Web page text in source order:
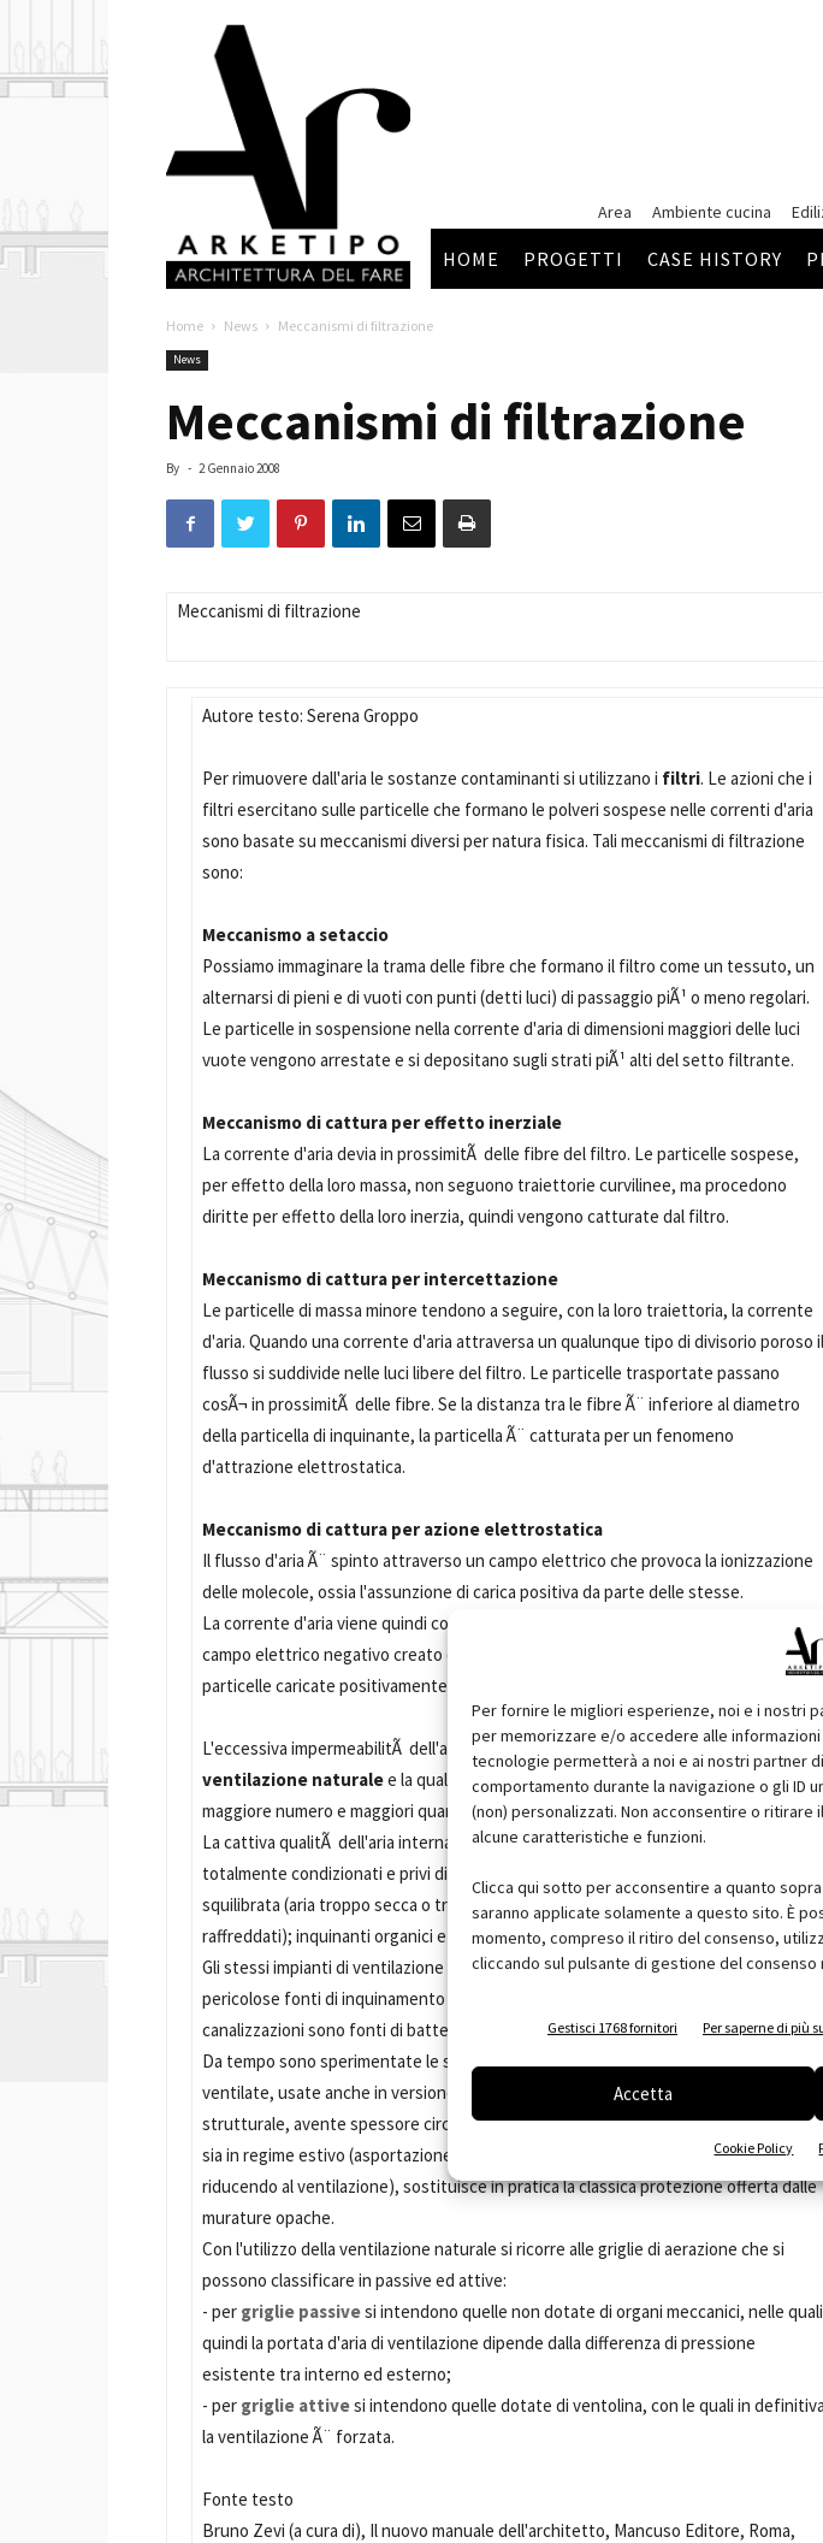
Per fornire le migliori esperienze, noi e i nostri
per memorizzare e/o accedere alle
tecnologie permetterà a noi e ai nostri partner
comportamento durante la navigazione o gli ID
(non) personalizzati. Non acconsentire o
alcune caratteristiche e funzioni.
Clicca qui sotto per acconsentire a quanto
saranno applicate solamente a questo sito. È
momento, compreso il ritiro del consenso,
cliccando sul pulsante di gestione del
Gestisci 1768 fornitori Per saperne di più
Accetta
Cookie Policy
Arketipo
Area
Ambiente cucina
HOME PROGETTI CASE HISTORY
Home News Meccanismi di filtrazione
News
Meccanismi di filtrazione
By - 2 Gennaio 2008
Meccanismi di filtrazione
Autore testo: Serena Groppo
Per rimuovere dall'aria le sostanze contaminanti si utilizzano i filtri. Le azioni che i
filtri esercitano sulle particelle che formano le polveri sospese nelle correnti d'aria
sono basate su meccanismi diversi per natura fisica. Tali meccanismi di filtrazione
sono:
Meccanismo a setaccio
Possiamo immaginare la trama delle fibre che formano il filtro come un tessuto, un
alternarsi di pieni e di vuoti con punti (detti luci) di passaggio piÃ¹ o meno regolari.
Le particelle in sospensione nella corrente d'aria di dimensioni maggiori delle luci
vuote vengono arrestate e si depositano sugli strati piÃ¹ alti del setto filtrante.
Meccanismo di cattura per effetto inerziale
La corrente d'aria devia in prossimitÃ delle fibre del filtro. Le particelle sospese,
per effetto della loro massa, non seguono traiettorie curvilinee, ma procedono
diritte per effetto della loro inerzia, quindi vengono catturate dal filtro.
Meccanismo di cattura per intercettazione
Le particelle di massa minore tendono a seguire, con la loro traiettoria, la corrente
d'aria. Quando una corrente d'aria attraversa un qualunque tipo di divisorio poroso il
flusso si suddivide nelle luci libere del filtro. Le particelle trasportate passano
cosÃ¬ in prossimitÃ delle fibre. Se la distanza tra le fibre Ã¨ inferiore al diametro
della particella di inquinante, la particella Ã¨ catturata per un fenomeno
d'attrazione elettrostatica.
Meccanismo di cattura per azione elettrostatica
Il flusso d'aria Ã¨ spinto attraverso un campo elettrico che provoca la ionizzazione
delle molecole, ossia l'assunzione di carica positiva da parte delle stesse.
La corrente d'aria viene quindi convogliata attraverso una sezione del filtro con un
campo elettrico negativo creato da piastre sulle quali sono attratte e catturate le
particelle caricate positivamente.
L'eccessiva impermeabilitÃ dell'aria degli edifici ha fatto scomparire la
ventilazione naturalee la qualitÃ dell'aria interna Ã¨ compromessa da un
maggiore numero e maggiori quantitÃ di inquinanti.
La cattiva qualitÃ dell'aria interna crea non pochi problemi anche in edifici
totalmente condizionati e privi di ventilazione naturale; una cliamtizzazione
squilibrata (aria troppo secca o troppo umida, ambienti surriscaldati o troppo
raffreddati); inquinanti organici e chimici.
Gli stessi impianti di ventilazione si trasformano, se mal progettati o mal gestiti, in
pericolose fonti di inquinamento quando i sistemi di umidificazione, i filtri e le
canalizzazioni sono fonti di batteri e sporcizia.
Da tempo sono sperimentate le soluzioni di tipo passivo quali le intercapedini
ventilate, usate anche in versione doppia pelle; si realizza un'intercapedine vetrata
strutturale, avente spessore circa un metro, dove viene fatta circolare l'aria che,
sia in regime estivo (asportazione del calore) che invernale (apporti di calore
riducendo al ventilazione), sostituisce in pratica la classica protezione offerta dalle
murature opache.
Con l'utilizzo della ventilazione naturale si ricorre alle griglie di aerazione che si
possono classificare in passive ed attive:
- per griglie passivesi intendono quelle non dotate di organi meccanici, nelle quali
quindi la portata d'aria di ventilazione dipende dalla differenza di pressione
esistente tra interno ed esterno;
- per griglie attivesi intendono quelle dotate di ventolina, con le quali in definitiva
la ventilazione Ã¨ forzata.
Fonte testo
Bruno Zevi (a cura di), Il nuovo manuale dell'architetto, Mancuso Editore, Roma,